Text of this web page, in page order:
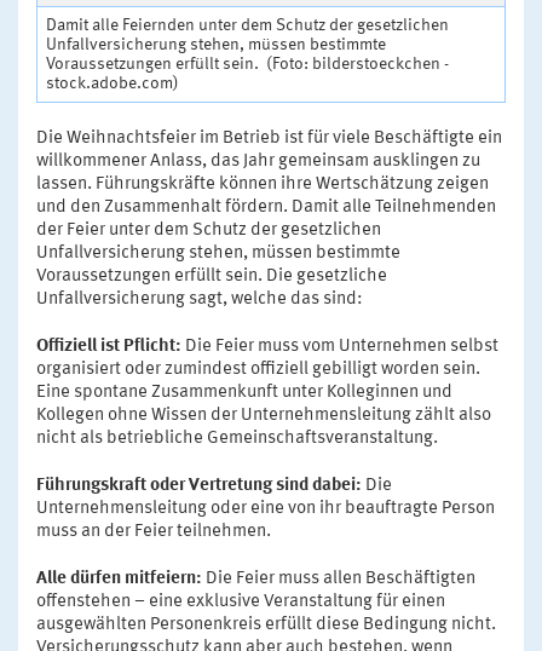
Damit alle Feiernden unter dem Schutz der gesetzlichen
Unfallversicherung stehen, müssen bestimmte
Voraussetzungen erfüllt sein. (Foto: bilderstoeckchen -
stock.adobe.com)
Die Weihnachtsfeier im Betrieb ist für viele Beschäftigte ein
willkommener Anlass, das Jahr gemeinsam ausklingen zu
lassen. Führungskräfte können ihre Wertschätzung zeigen
und den Zusammenhalt fördern. Damit alle Teilnehmenden
der Feier unter dem Schutz der gesetzlichen
Unfallversicherung stehen, müssen bestimmte
Voraussetzungen erfüllt sein. Die gesetzliche
Unfallversicherung sagt, welche das sind:
Offiziell ist Pflicht: Die Feier muss vom Unternehmen selbst
organisiert oder zumindest offiziell gebilligt worden sein.
Eine spontane Zusammenkunft unter Kolleginnen und
Kollegen ohne Wissen der Unternehmensleitung zählt also
nicht als betriebliche Gemeinschaftsveranstaltung.
Führungskraft oder Vertretung sind dabei: Die
Unternehmensleitung oder eine von ihr beauftragte Person
muss an der Feier teilnehmen.
Alle dürfen mitfeiern: Die Feier muss allen Beschäftigten
offenstehen – eine exklusive Veranstaltung für einen
ausgewählten Personenkreis erfüllt diese Bedingung nicht.